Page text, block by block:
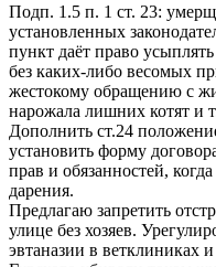
Подп. 1.5 п. 1 ст. 23:
установленных
пункт даёт право
без каких-либо весомых
жестокому обращению с
нарожала лишних котят и
Дополнить ст.24
установить форму
прав и обязанностей,
дарения.
Предлагаю запретить
улице без хозяев.
эвтаназии в ветклиниках